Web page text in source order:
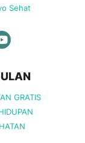
Sehat
GRATIS